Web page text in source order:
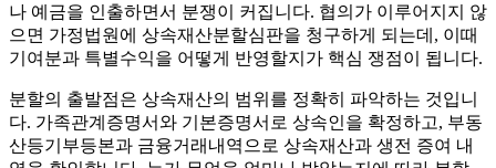
나 예금을 인출하면서 분쟁이 커집니다. 협의가 이루어지지 않
으면 가정법원에 상속재산분할심판을 청구하게 되는데, 이때
기여분과 특별수익을 어떻게 반영할지가 핵심 쟁점이 됩니다.
분할의 출발점은 상속재산의 범위를 정확히 파악하는 것입니
다. 가족관계증명서와 기본증명서로 상속인을 확정하고, 부동
산등기부등본과 금융거래내역으로 상속재산과 생전 증여 내